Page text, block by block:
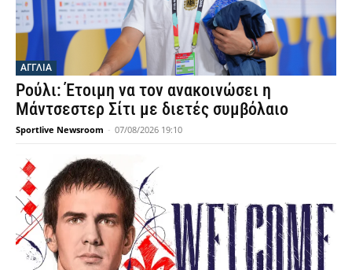
ΑΓΓΛΙΑ
Ρούλι: Έτοιμη να τον ανακοινώσει η
Μάντσεστερ Σίτι με διετές συμβόλαιο
Sportlive Newsroom - 07/08/2026 19:10